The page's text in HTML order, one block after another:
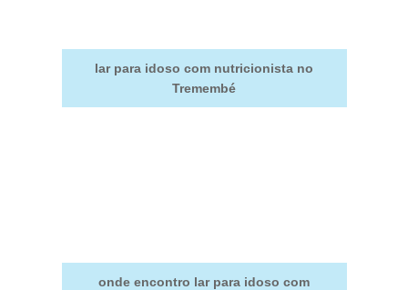
lar para idoso com nutricionista no
Tremembé
onde encontro lar para idoso com